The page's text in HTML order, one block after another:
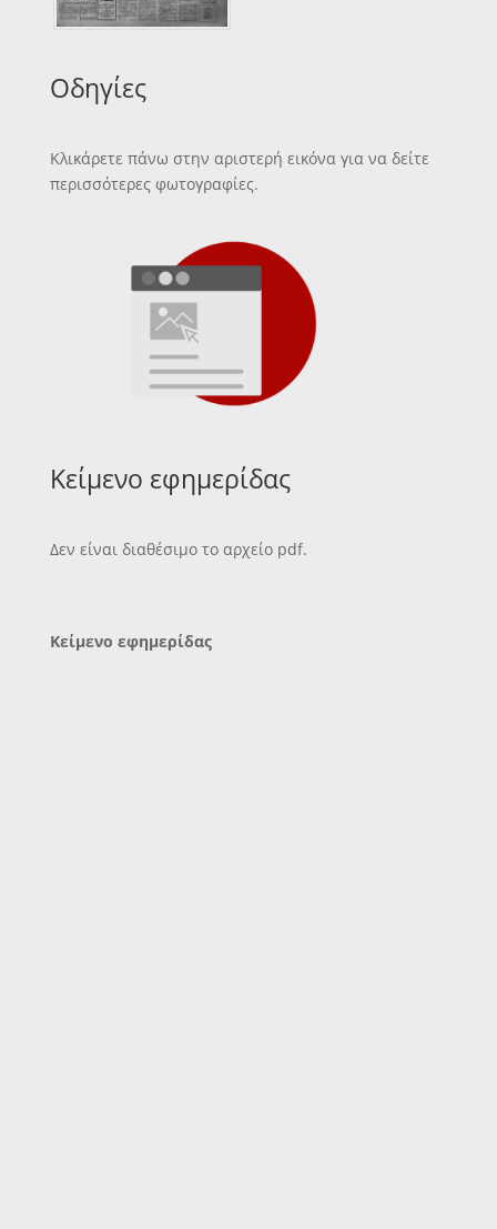
Οδηγίες
Κλικάρετε πάνω στην αριστερή εικόνα για να δείτε
περισσότερες φωτογραφίες.
Κείμενο εφημερίδας
Δεν είναι διαθέσιμο το αρχείο pdf.
Κείμενο εφημερίδας